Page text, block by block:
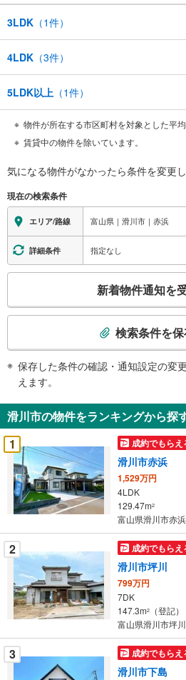
3LDK （1件）
4LDK （3件）
5LDK以上 （1件）
物件が所在する市区町村を対象とした平
賃貸中の物件を除いています。
気になる物件がなかったら条件を変更
現在の検索条件
エリア/路線 富山県｜滑川市｜赤浜
詳細条件 指定なし
検
知
を
受
け
取
る
・
条
件
を
マ
イ
ペ
ー
に
保
新着物件通知を
検索条件を
保存した条件の確認・通知設定の変
えます。
滑川市の物件をランキングから探
1
成約でもらえ
滑川市赤浜
1,529万円
4LDK
129.47m2
富山県滑川市赤浜
2 成約でもらえ
滑川市坪川
799万円
7DK
147.3m2
（登記）
富山県滑川市坪川
3 成約でもらえ
滑川市下島